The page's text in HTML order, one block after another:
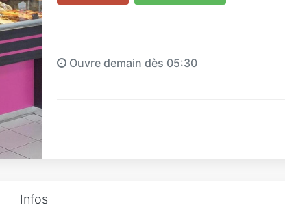
Ouvre demain dès 05:30
Infos